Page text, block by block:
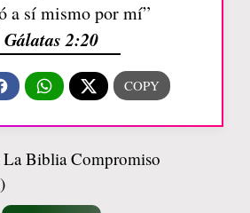
a sí mismo por mí”
Gálatas 2:20